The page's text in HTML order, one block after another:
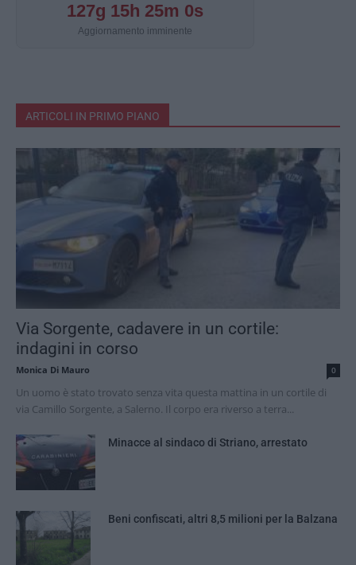
127g 15h 24m 59s
Aggiornamento imminente
ARTICOLI IN PRIMO PIANO
Via Sorgente, cadavere in un cortile:
indagini in corso
Monica Di Mauro 0
Un uomo è stato trovato senza vita questa mattina in un cortile di
via Camillo Sorgente, a Salerno. Il corpo era riverso a terra...
Minacce al sindaco di Striano, arrestato
Beni confiscati, altri 8,5 milioni per la Balzana